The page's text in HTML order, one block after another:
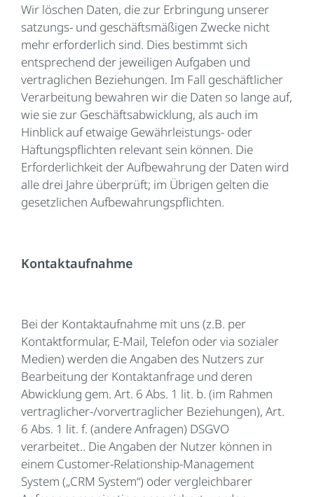
Wir löschen Daten, die zur Erbringung unserer
satzungs- und geschäftsmäßigen Zwecke nicht
mehr erforderlich sind. Dies bestimmt sich
entsprechend der jeweiligen Aufgaben und
vertraglichen Beziehungen. Im Fall geschäftlicher
Verarbeitung bewahren wir die Daten so lange auf,
wie sie zur Geschäftsabwicklung, als auch im
Hinblick auf etwaige Gewährleistungs- oder
Haftungspflichten relevant sein können. Die
Erforderlichkeit der Aufbewahrung der Daten wird
alle drei Jahre überprüft; im Übrigen gelten die
gesetzlichen Aufbewahrungspflichten.
Kontaktaufnahme
Bei der Kontaktaufnahme mit uns (z.B. per
Kontaktformular, E-Mail, Telefon oder via sozialer
Medien) werden die Angaben des Nutzers zur
Bearbeitung der Kontaktanfrage und deren
Abwicklung gem. Art. 6 Abs. 1 lit. b. (im Rahmen
vertraglicher-/vorvertraglicher Beziehungen), Art.
6 Abs. 1 lit. f. (andere Anfragen) DSGVO
verarbeitet.. Die Angaben der Nutzer können in
einem Customer-Relationship-Management
System („CRM System“) oder vergleichbarer